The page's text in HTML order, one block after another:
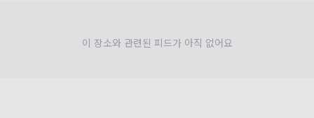
이 장소와 관련된 피드가 아직 없어요